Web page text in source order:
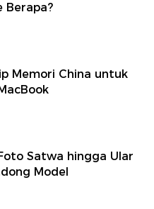
Berapa?
Memori China untuk
Satwa hingga Ular
Model